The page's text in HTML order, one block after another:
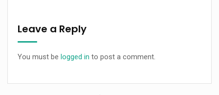
Leave a Reply
You must be logged in to post a comment.